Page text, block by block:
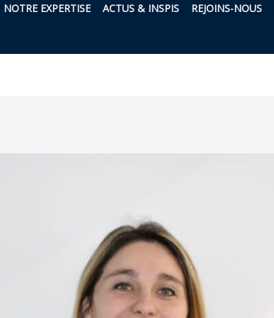
OUVRIR NOS MAGASINS
NOTRE EXPERTISE OUVRIR NOTRE EXPERTISE
ACTUS & INSPIS OUVRIR ACTUS &
REJOINS-NOUS